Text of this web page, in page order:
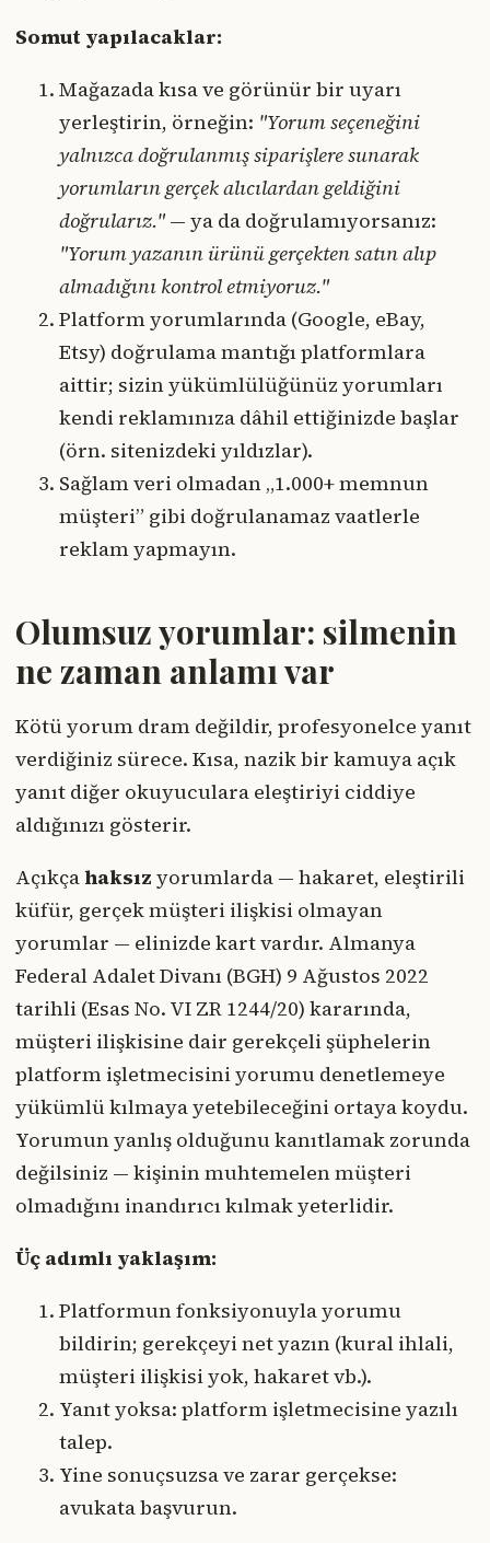
Somut yapılacaklar:
Mağazada kısa ve görünür bir uyarı
yerleştirin, örneğin: "Yorum seçeneğini
yalnızca doğrulanmış siparişlere sunarak
yorumların gerçek alıcılardan geldiğini
doğrularız." — ya da doğrulamıyorsanız:
"Yorum yazanın ürünü gerçekten satın alıp
almadığını kontrol etmiyoruz."
Platform yorumlarında (Google, eBay,
Etsy) doğrulama mantığı platformlara
aittir; sizin yükümlülüğünüz yorumları
kendi reklamınıza dâhil ettiğinizde başlar
(örn. sitenizdeki yıldızlar).
Sağlam veri olmadan „1.000+ memnun
müşteri” gibi doğrulanamaz vaatlerle
reklam yapmayın.
Olumsuz yorumlar: silmenin
ne zaman anlamı var
Kötü yorum dram değildir, profesyonelce yanıt
verdiğiniz sürece. Kısa, nazik bir kamuya açık
yanıt diğer okuyuculara eleştiriyi ciddiye
aldığınızı gösterir.
Açıkçahaksız yorumlarda — hakaret, eleştirili
küfür, gerçek müşteri ilişkisi olmayan
yorumlar — elinizde kart vardır. Almanya
Federal Adalet Divanı (BGH) 9 Ağustos 2022
tarihli (Esas No. VI ZR 1244/20) kararında,
müşteri ilişkisine dair gerekçeli şüphelerin
platform işletmecisini yorumu denetlemeye
yükümlü kılmaya yetebileceğini ortaya koydu.
Yorumun yanlış olduğunu kanıtlamak zorunda
değilsiniz — kişinin muhtemelen müşteri
olmadığını inandırıcı kılmak yeterlidir.
Üç adımlı yaklaşım:
Platformun fonksiyonuyla yorumu
bildirin; gerekçeyi net yazın (kural ihlali,
müşteri ilişkisi yok, hakaret vb.).
Yanıt yoksa: platform işletmecisine yazılı
talep.
Yine sonuçsuzsa ve zarar gerçekse:
avukata başvurun.